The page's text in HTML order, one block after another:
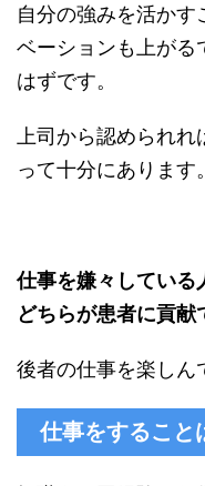
自分の強みを活か
ベーションも上がる
はずです。
上司から認められ
って十分にあります。
仕事を嫌々している
どちらが患者に貢献
後者の仕事を楽しん
仕事をすること